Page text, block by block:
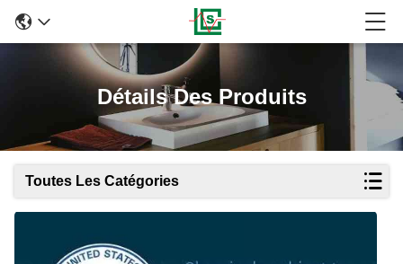
Détails Des Produits
Toutes Les Catégories